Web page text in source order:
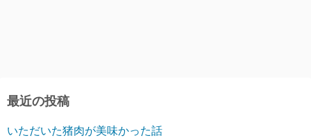
最近の投稿
いただいた猪肉が美味かった話